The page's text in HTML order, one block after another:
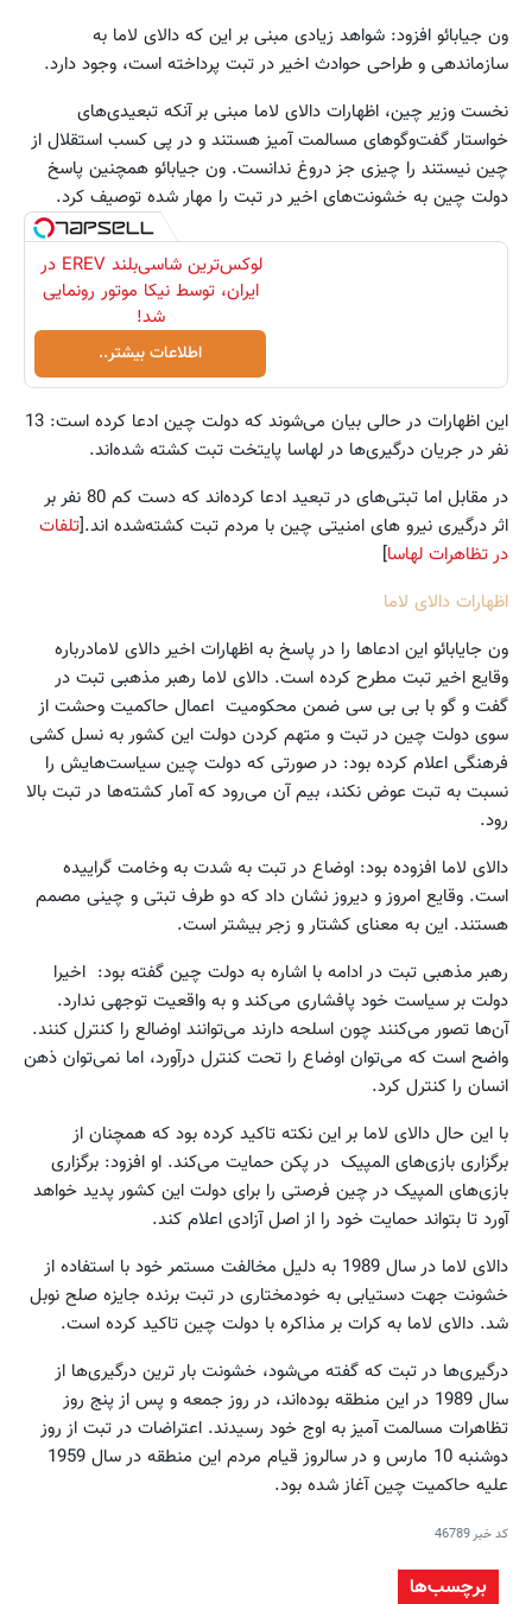
ون جیابائو افزود: شواهد زیادی مبنی بر این که دالای لاما به
سازماندهی و طراحی حوادث اخیر در تبت پرداخته است، وجود دارد.
نخست وزیر چین، اظهارات دالای لاما مبنی بر آنکه تبعیدی‌های
خواستار گفت‌وگو‌های مسالمت آمیز هستند و در پی کسب استقلال از
چین نیستند را چیزی جز دروغ ندانست. ون جیابائو همچنین پاسخ
دولت چین به خشونت‌های اخیر در تبت را مهار شده توصیف کرد.
لوکس‌ترین شاسی‌بلند EREV در
ایران، توسط نیکا موتور رونمایی
شد!
اطلاعات بیشتر..
این اظهارات در حالی بیان می‌شوند که دولت چین ادعا کرده است: 13
نفر در جریان درگیری‌ها در لهاسا پایتخت تبت کشته شده‌اند.
در مقابل اما تبتی‌های در تبعید ادعا کرده‌اند که دست کم 80 نفر بر
اثر درگیری نیرو های امنیتی چین با مردم تبت کشته‌شده اند.[تلفات
در تظاهرات لهاسا]
اظهارات دالای لاما
ون جایابائو این ادعاها را در پاسخ به اظهارات اخیر دالای لامادرباره
وقایع اخیر تبت مطرح کرده است. دالای لاما رهبر مذهبی تبت در
گفت و گو با بی بی سی ضمن محکومیت اعمال حاکمیت وحشت از
سوی دولت چین در تبت و متهم کردن دولت این کشور به نسل کشی
فرهنگی اعلام کرده بود: در صورتی که دولت چین سیاست‌هایش را
نسبت به تبت عوض نکند، بیم آن می‌رود که آمار کشته‌ها در تبت بالا
رود.
دالای لاما افزوده بود: اوضاع در تبت به شدت به وخامت گراییده
است. وقایع امروز و دیروز نشان داد که دو طرف تبتی و چینی مصمم
هستند. این به معنای کشتار و زجر بیشتر است.
رهبر مذهبی تبت در ادامه با اشاره به دولت چین گفته بود: اخیرا
دولت بر سیاست خود پافشاری می‌کند و به واقعیت توجهی ندارد.
آن‌ها تصور می‌کنند چون اسلحه دارند می‌توانند اوضالع را کنترل کنند.
واضح است که می‌توان اوضاع را تحت کنترل درآورد، اما نمی‌توان ذهن
انسان را کنترل کرد.
با این حال دالای لاما بر این نکته تاکید کرده بود که همچنان از
برگزاری بازی‌های المپیک در پکن حمایت می‌کند. او افزود: برگزاری‌
بازی‌های المپیک در چین فرصتی را برای دولت این کشور پدید خواهد
آورد تا بتواند حمایت خود را از اصل آزادی اعلام کند.
دالای لاما در سال 1989 به دلیل مخالفت مستمر خود با استفاده از
خشونت جهت دستیابی به خودمختاری در تبت برنده جایزه صلح نوبل
شد. دالای لاما به کرات بر مذاکره با دولت چین تاکید کرده است.
درگیری‌ها در تبت که گفته می‌شود، خشونت بار ترین درگیری‌ها از
سال 1989 در این منطقه بوده‌اند، در روز جمعه و پس از پنج روز
تظاهرات مسالمت آمیز به اوج خود رسیدند. اعتراضات در تبت از روز
دوشنبه 10 مارس و در سالروز قیام مردم این منطقه در سال 1959
علیه حاکمیت چین آغاز شده بود.
کد خبر46789
برچسب‌ها